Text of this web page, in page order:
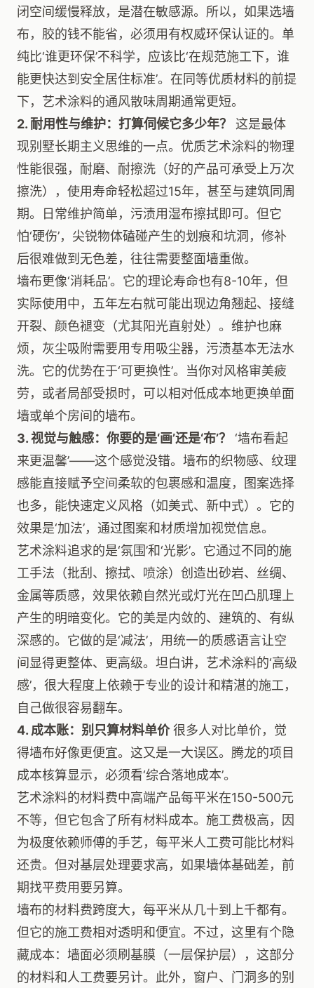
闭空间缓慢释放，是潜在敏感源。所以，如果选墙
布，胶的钱不能省，必须用有权威环保认证的。单
纯比‘谁更环保’不科学，应该比‘在规范施工下，谁
能更快达到安全居住标准’。在同等优质材料的前提
下，艺术涂料的通风散味周期通常更短。
2. 耐用性与维护：打算伺候它多少年？
这是最体
现别墅长期主义思维的一点。优质艺术涂料的物理
性能很强，耐磨、耐擦洗（好的产品可承受上万次
擦洗），使用寿命轻松超过15年，甚至与建筑同周
期。日常维护简单，污渍用湿布擦拭即可。但它
怕‘硬伤’，尖锐物体磕碰产生的划痕和坑洞，修补
后很难做到无色差，往往需要整面墙重做。
墙布更像‘消耗品’。它的理论寿命也有8-10年，但
实际使用中，五年左右就可能出现边角翘起、接缝
开裂、颜色褪变（尤其阳光直射处）。维护也麻
烦，灰尘吸附需要用专用吸尘器，污渍基本无法水
洗。它的优势在于‘可更换性’。当你对风格审美疲
劳，或者局部受损时，可以相对低成本地更换单面
墙或单个房间的墙布。
3. 视觉与触感：你要的是‘画’还是‘布’？
‘墙布看起
来更温馨’——这个感觉没错。墙布的织物感、纹理
感能直接赋予空间柔软的包裹感和温度，图案选择
也多，能快速定义风格（如美式、新中式）。它的
效果是‘加法’，通过图案和材质增加视觉信息。
艺术涂料追求的是‘氛围’和‘光影’。它通过不同的施
工手法（批刮、擦拭、喷涂）创造出砂岩、丝绸、
金属等质感，效果依赖自然光或灯光在凹凸肌理上
产生的明暗变化。它的美是内敛的、建筑的、有纵
深感的。它做的是‘减法’，用统一的质感语言让空
间显得更整体、更高级。坦白讲，艺术涂料的‘高级
感’，很大程度上依赖于专业的设计和精湛的施工，
自己做很容易翻车。
4. 成本账：别只算材料单价很多人对比单价，觉
得墙布好像更便宜。这又是一大误区。腾龙的项目
成本核算显示，必须看‘综合落地成本’。
艺术涂料的材料费中高端产品每平米在150-500元
不等，但它包含了所有材料成本。施工费极高，因
为极度依赖师傅的手艺，每平米人工费可能比材料
还贵。但对基层处理要求高，如果墙体基础差，前
期找平费用要另算。
墙布的材料费跨度大，每平米从几十到上千都有。
但它的施工费相对透明和便宜。不过，这里有个隐
藏成本：墙面必须刷基膜（一层保护层），这部分
的材料和人工费要另计。此外，窗户、门洞多的别